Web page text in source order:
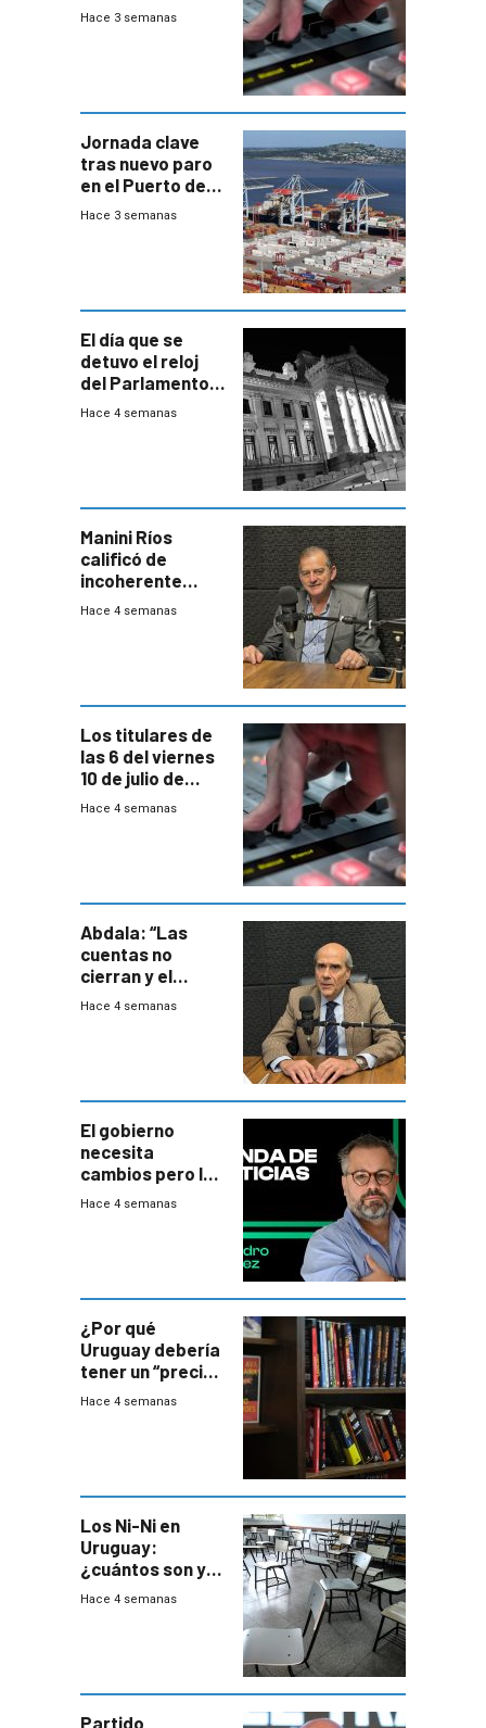
Hace 3 semanas
Jornada clave
tras nuevo paro
en el Puerto de
Montevideo
Hace 3 semanas
El día que se
detuvo el reloj
del Parlamento
para negociar
Hace 4 semanas
Manini Ríos
calificó de
incoherente
decisión de
Hace 4 semanas
Los titulares de
las 6 del viernes
10 de julio de
2026
Hace 4 semanas
Abdala: “Las
cuentas no
cierran y el
balance del
Hace 4 semanas
El gobierno
necesita
cambios pero los
ministros tienen
Hace 4 semanas
¿Por qué
Uruguay debería
tener un “precio
único” en los
Hace 4 semanas
Los Ni-Ni en
Uruguay:
¿cuántos son y
en dónde están?
Hace 4 semanas
Partido